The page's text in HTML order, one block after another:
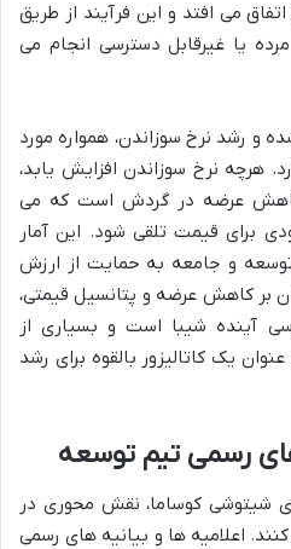
می افتد و این فرآیند از طریق
یا غیرقابل دسترسی انجام می
و رشد نرخ سوزاندن، همواره مورد
هرچه نرخ سوزاندن افزایش یابد،
کاهش عرضه در گردش است که می
برای قیمت تلقی شود. این آمار
و جامعه به حمایت از ارزش
بر کاهش عرضه و پتانسیل قیمتی،
آینده شیبا است و بسیاری از
یک کاتالیزور بالقوه برای رشد
رسمی تیم توسعه
شیتوشی کوساما، نقش محوری در
اعلامیه ها و بیانیه های رسمی